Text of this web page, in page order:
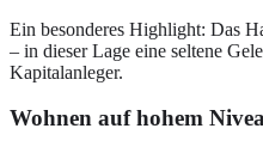
Ein besonderes Highlight: Das
– in dieser Lage eine seltene
Kapitalanleger.
Wohnen auf hohem